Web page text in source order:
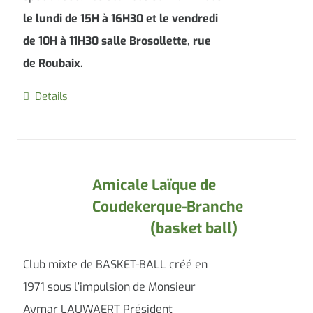
le lundi de 15H à 16H30 et le vendredi
de 10H à 11H30 salle Brosollette, rue
de Roubaix.
Details
Amicale Laïque de
Coudekerque-Branche
(basket ball)
Club mixte de BASKET-BALL créé en
1971 sous l’impulsion de Monsieur
Aymar LAUWAERT Président